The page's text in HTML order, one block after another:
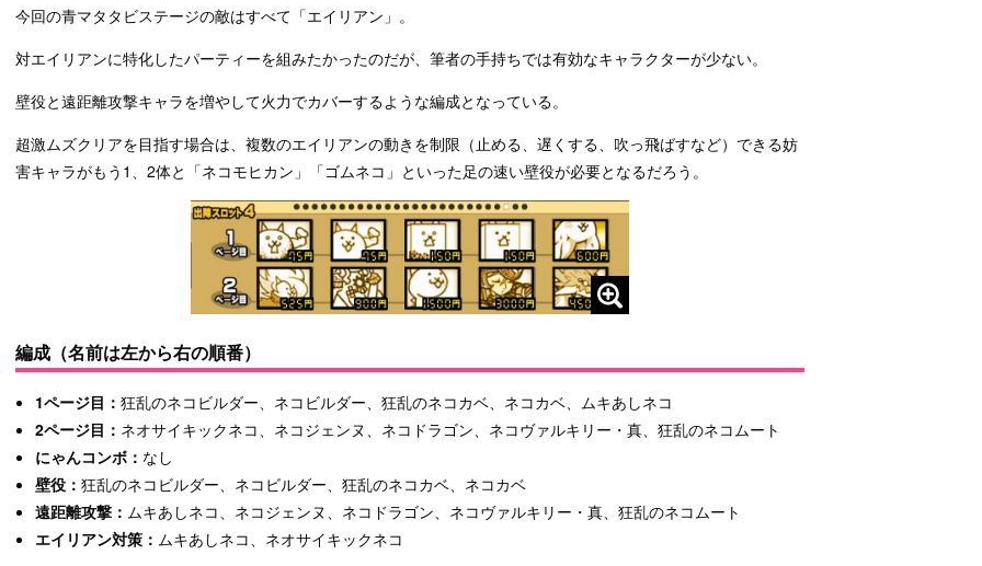
今回の青マタタビステージの敵はすべて「エイリアン」。
対エイリアンに特化したパーティーを組みたかったのだが、筆者の手持ちでは有効なキャラクターが少ない。
壁役と遠距離攻撃キャラを増やして火力でカバーするような編成となっている。
超激ムズクリアを目指す場合は、複数のエイリアンの動きを制限（止める、遅くする、吹っ飛ばすなど）できる妨
害キャラがもう1、2体と「ネコモヒカン」「ゴムネコ」といった足の速い壁役が必要となるだろう。
編成（名前は左から右の順番）
1ページ目：狂乱のネコビルダー、ネコビルダー、狂乱のネコカベ、ネコカベ、ムキあしネコ
2ページ目： ネオサイキックネコ、ネコジェンヌ、ネコドラゴン、ネコヴァルキリー・真、狂乱のネコムート
にゃんコンボ： なし
壁役：狂乱のネコビルダー、ネコビルダー、狂乱のネコカベ、ネコカベ
遠距離攻撃： ムキあしネコ、ネコジェンヌ、ネコドラゴン、ネコヴァルキリー・真、狂乱のネコムート
エイリアン対策： ムキあしネコ、ネオサイキックネコ